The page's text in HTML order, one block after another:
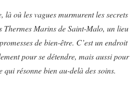
là où les vagues murmurent les secrets
Thermes Marins de Saint-Malo, un lieu
de bien-être. C’est un endroit
pour se détendre, mais aussi pour
qui résonne bien au-delà des soins.